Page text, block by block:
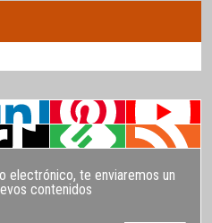
electrónico, te enviaremos un
contenidos